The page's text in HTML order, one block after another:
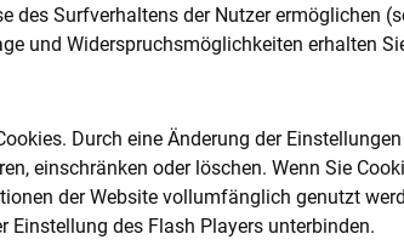
des Surfverhaltens der Nutzer ermöglichen
und Widerspruchsmöglichkeiten erhalten
Durch eine Änderung der
einschränken oder löschen. Wenn Sie
der Website vollumfänglich genutzt
Einstellung des Flash Players unterbinden.